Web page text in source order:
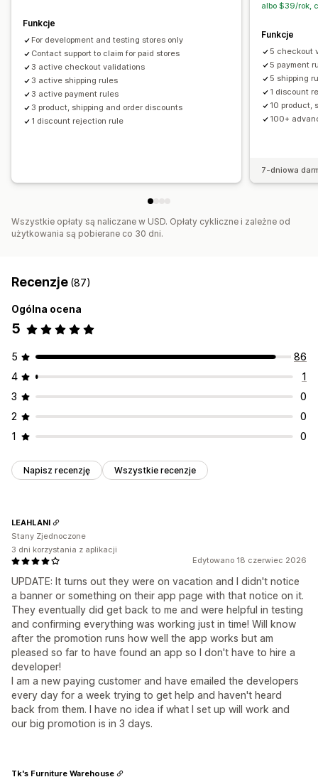
Lokalizacja
Geolokalizacja Segmentacja
Funkcje
For development and testing stores only
Contact support to claim for paid stores
3 active checkout validations
3 active shipping rules
3 active payment rules
3 product, shipping and order discounts
1 discount rejection rule
albo $39/rok,
Funkcje
5 checkout
5 payment
5 shipping
1 discount
10 product,
100+
7-dniowa
Wszystkie opłaty są naliczane w USD. Opłaty cykliczne i zależne od
użytkowania są pobierane co 30 dni.
Recenzje (87)
Ogólna ocena
5
5
86
4
1
3
0
2
0
1
0
Napisz recenzję Wszystkie recenzje
Edytowano 18 czerwiec 2026
UPDATE: It turns out they were on vacation and I didn't notice
a banner or something on their app page with that notice on it.
They eventually did get back to me and were helpful in testing
and confirming everything was working just in time! Will know
after the promotion runs how well the app works but am
pleased so far to have found an app so I don't have to hire a
developer!
I am a new paying customer and have emailed the developers
every day for a week trying to get help and haven't heard
back from them. I have no idea if what I set up will work and
our big promotion is in 3 days.
LEAHLANI
Stany Zjednoczone
3 dni korzystania z aplikacji
Tk's Furniture Warehouse